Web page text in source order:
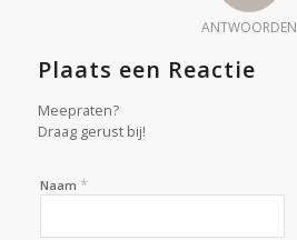
ANTWOORDEN
Plaats een Reactie
Meepraten?
Draag gerust bij!
Naam *